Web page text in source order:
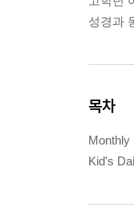
성경과
목차
Monthly
Kid's